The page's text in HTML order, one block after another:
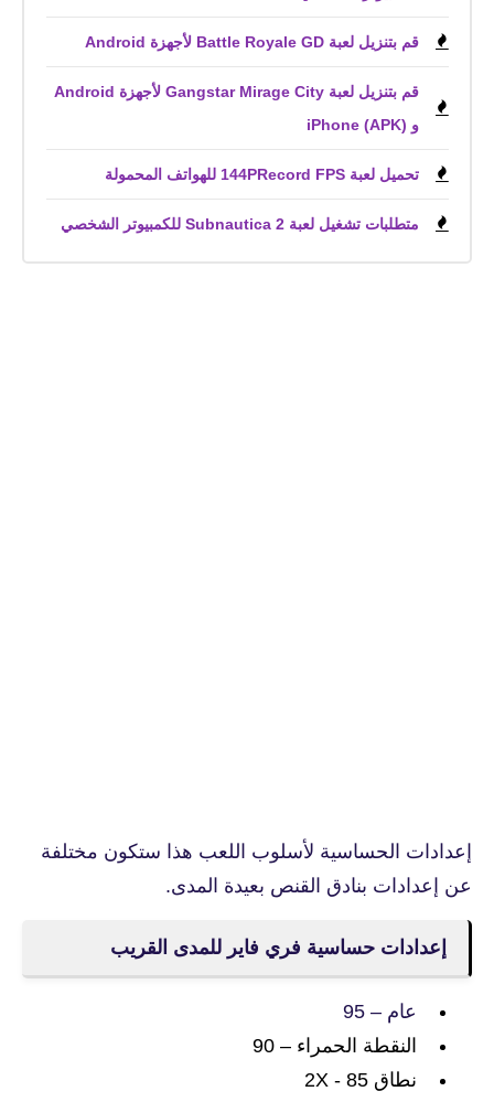
قم بتنزيل لعبة Battle Royale GD لأجهزة Android
قم بتنزيل لعبة Gangstar Mirage City لأجهزة Android
و iPhone (APK)
تحميل لعبة 144PRecord FPS للهواتف المحمولة
متطلبات تشغيل لعبة Subnautica 2 للكمبيوتر الشخصي
إعدادات الحساسية لأسلوب اللعب هذا ستكون مختلفة
عن إعدادات بنادق القنص بعيدة المدى.
إعدادات حساسية فري فاير للمدى القريب
عام – 95
النقطة الحمراء – 90
نطاق 2X - 85